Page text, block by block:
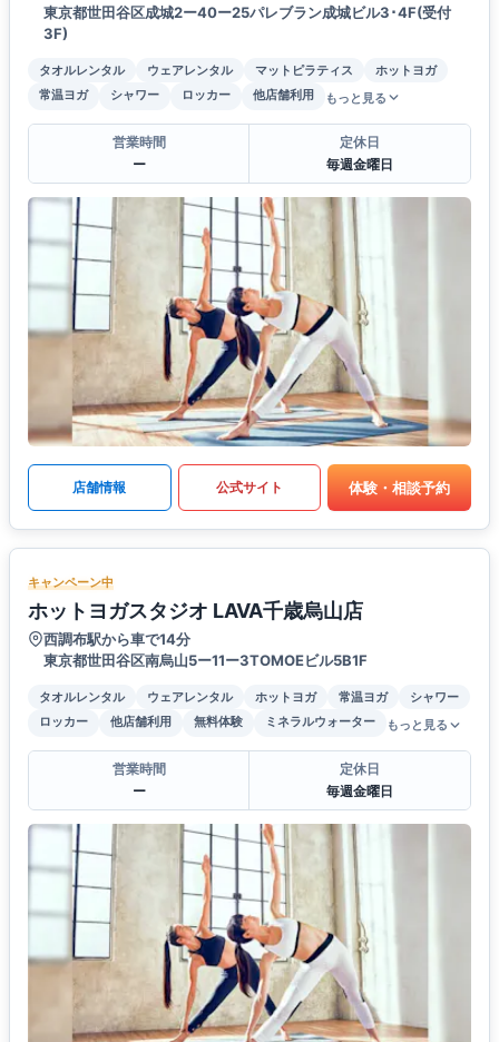
東京都世田谷区成城2ー40ー25パレブラン成城ビル3･4F(受付
3F)
タオルレンタル ウェアレンタル マットピラティス
ホットヨガ
常温ヨガ
シャワー ロッカー 他店舗利用 もっと見る
営業時間
ー
定休日
毎週金曜日
店舗情報 公式サイト 体験・相談予約
キャンペーン中
ホットヨガスタジオ LAVA千歳烏山店
西調布駅から車で14分
東京都世田谷区南烏山5ー11ー3TOMOEビル5B1F
タオルレンタル ウェアレンタル ホットヨガ 常温ヨガ
シャワー
ロッカー
他店舗利用 無料体験 ミネラルウォーター もっと見る
営業時間
ー
定休日
毎週金曜日